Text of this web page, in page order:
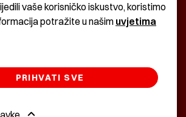
vaše korisničko iskustvo, koristimo
potražite u našim uvjetima
PRIHVATI SVE